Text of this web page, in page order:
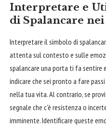
Interpretare e
di Spalancare
Interpretare il simbolo di
attenta sul contesto e sulle
spalancare una porta ti fa
indicare che sei pronto a fare
nella tua vita. Al contrario, se
segnale che c’è resistenza o
imminente. Identificare queste